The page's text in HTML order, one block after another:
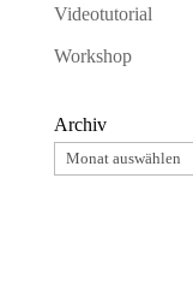
Videotutorial
Workshop
Archiv